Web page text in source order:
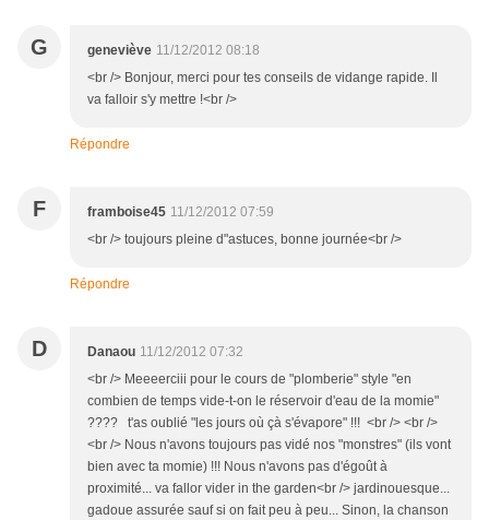
G geneviève 11/12/2012 08:18
<br /> Bonjour, merci pour tes conseils de vidange rapide. Il
va falloir s'y mettre !<br />
Répondre
F framboise45 11/12/2012 07:59
<br /> toujours pleine d"astuces, bonne journée<br />
Répondre
D Danaou 11/12/2012 07:32
<br /> Meeeerciii pour le cours de "plomberie" style "en
combien de temps vide-t-on le réservoir d'eau de la momie"
???? t'as oublié "les jours où çà s'évapore" !!! <br /> <br />
<br /> Nous n'avons toujours pas vidé nos "monstres" (ils vont
bien avec ta momie) !!! Nous n'avons pas d'égoût à
proximité... va fallor vider in the garden<br /> jardinouesque...
gadoue assurée sauf si on fait peu à peu... Sinon, la chanson